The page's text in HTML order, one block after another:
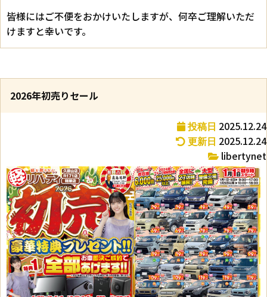
皆様にはご不便をおかけいたしますが、何卒ご理解いただ
けますと幸いです。
2026年初売りセール
投稿日 2025.12.24
更新日 2025.12.24
libertynet